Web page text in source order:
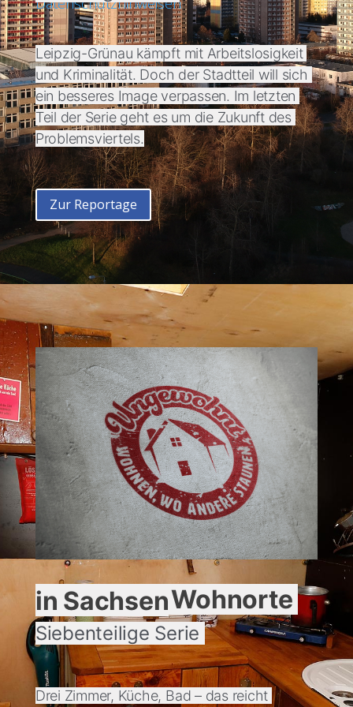
Leipzig-Grünau kämpft mit Arbeitslosigkeit
und Kriminalität. Doch der Stadtteil will sich
ein besseres Image verpassen. Im letzten
Teil der Serie geht es um die Zukunft des
Problemsviertels.
Zur Reportage
Besondere Wohnorte in Sachsen
Siebenteilige Serie
Drei Zimmer, Küche, Bad – das reicht